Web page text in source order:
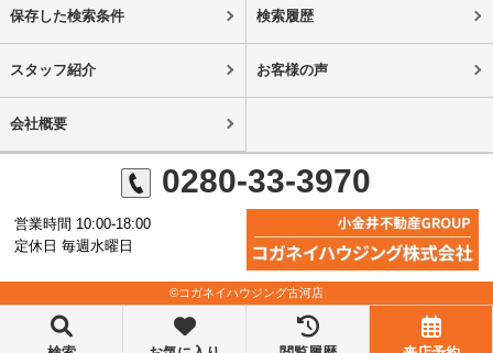
保存した検索条件 検索履歴
スタッフ紹介 お客様の声
会社概要
0280-33-3970
営業時間 10:00-18:00
定休日 毎週水曜日
©コガネイハウジング古河店